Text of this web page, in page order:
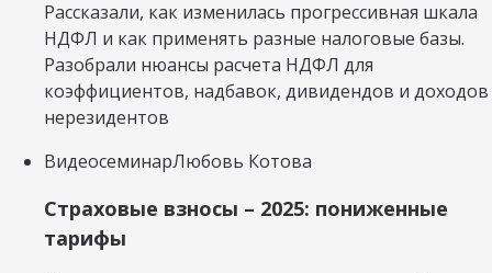
Рассказали, как изменилась прогрессивная шкала
НДФЛ и как применять разные налоговые базы.
Разобрали нюансы расчета НДФЛ для
коэффициентов, надбавок, дивидендов и доходов
нерезидентов
ВидеосеминарЛюбовь Котова
Страховые взносы – 2025: пониженные
тарифы